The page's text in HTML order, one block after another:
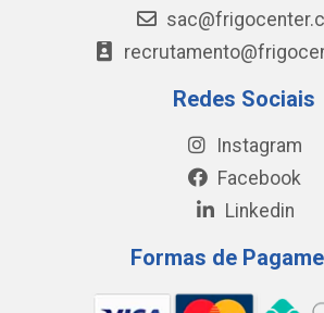
Redes Sociais
Instagram
Facebook
Linkedin
Formas de